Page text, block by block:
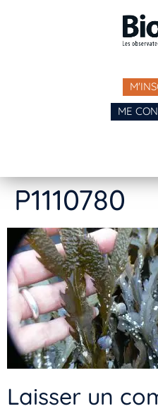
ME
P1110780
Laisser un